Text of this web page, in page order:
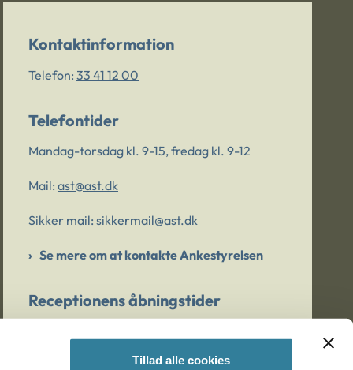
Tillad alle cookies
Kontaktinformation
Telefon: 33 41 12 00
Telefontider
Mandag-torsdag kl. 9-15, fredag kl. 9-12
Mail: ast@ast.dk
Sikker mail: sikkermail@ast.dk
Se mere om at kontakte Ankestyrelsen
Receptionens åbningstider